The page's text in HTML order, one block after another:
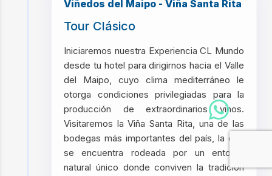
Viñedos del Maipo - Viña Santa Rita
Tour Clásico
Iniciaremos nuestra Experiencia CL Mundo
desde tu hotel para dirigirnos hacia el Valle
del Maipo, cuyo clima mediterráneo le
otorga condiciones privilegiadas para la
producción de extraordinarios vinos.
Visitaremos la Viña Santa Rita, una de las
bodegas más importantes del país, la que
se encuentra rodeada por un entorno
natural único donde conviven la tradición